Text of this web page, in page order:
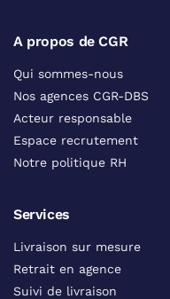
A propos de CGR
Qui sommes-nous
Nos agences CGR-DBS
Acteur responsable
Espace recrutement
Notre politique RH
Services
Livraison sur mesure
Retrait en agence
Suivi de livraison